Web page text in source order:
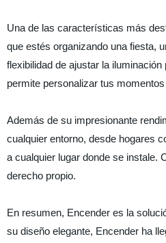
Una de las características más
que estés organizando una fiesta,
flexibilidad de ajustar la
permite personalizar tus
Además de su impresionante
cualquier entorno, desde hogares
a cualquier lugar donde se instale.
derecho propio.
En resumen, Encender es la
su diseño elegante, Encender ha